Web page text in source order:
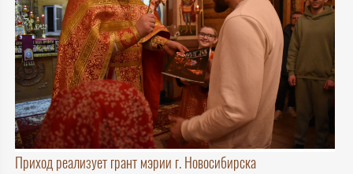
Приход реализует грант мэрии г. Новосибирска